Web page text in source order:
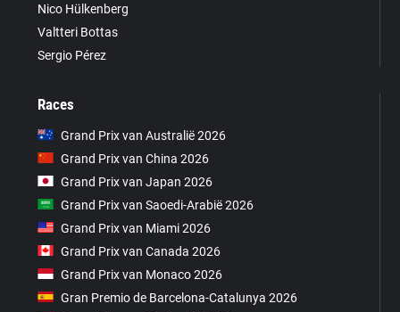
Nico Hülkenberg
Valtteri Bottas
Sergio Pérez
Races
Grand Prix van Australië 2026
Grand Prix van China 2026
Grand Prix van Japan 2026
Grand Prix van Saoedi-Arabië 2026
Grand Prix van Miami 2026
Grand Prix van Canada 2026
Grand Prix van Monaco 2026
Gran Premio de Barcelona-Catalunya 2026